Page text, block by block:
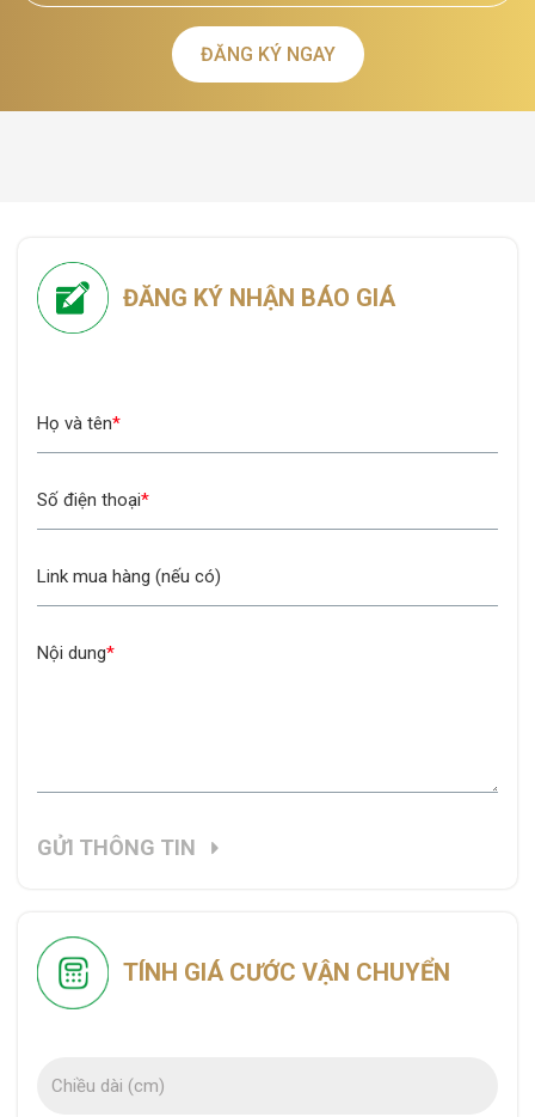
ĐĂNG KÝ NGAY
ĐĂNG KÝ NHẬN BÁO GIÁ
Họ và tên*
Số điện thoại*
Link mua hàng (nếu có)
Nội dung*
GỬI THÔNG TIN
TÍNH GIÁ CƯỚC VẬN CHUYỂN